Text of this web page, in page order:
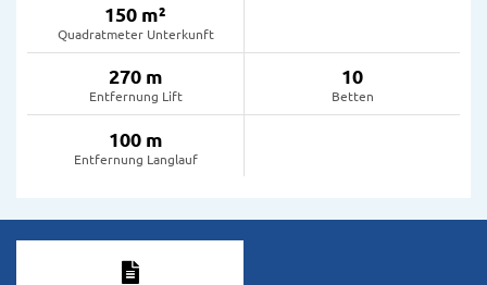
150 m²
Quadratmeter Unterkunft
270 m
Entfernung Lift
10
Betten
100 m
Entfernung Langlauf